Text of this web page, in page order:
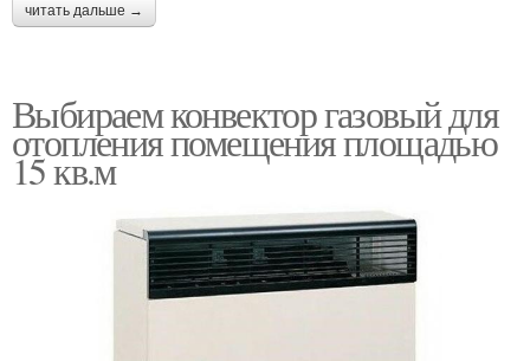
читать дальше →
Выбираем конвектор газовый для
отопления помещения площадью
15 кв.м